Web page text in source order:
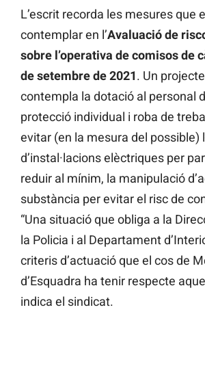
L’escrit recorda les mesures que
contemplar en l’Avaluació de
sobre l’operativa de comisos de
de setembre de 2021. Un
contempla la dotació al personal
protecció individual i roba de
evitar (en la mesura del possible)
d’instal·lacions elèctriques per
reduir al mínim, la manipulació
substància per evitar el risc de
“Una situació que obliga a la
la Policia i al Departament
criteris d’actuació que el cos de
d’Esquadra ha tenir respecte
indica el sindicat.